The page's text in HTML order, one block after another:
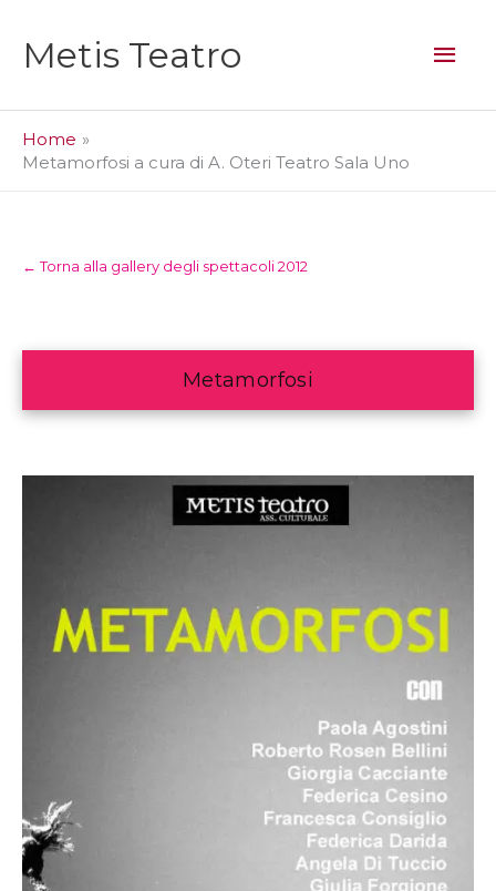
contenuto
Metis Teatro
Home
Metamorfosi a cura di A. Oteri Teatro Sala Uno
← Torna alla gallery degli spettacoli 2012
Metamorfosi